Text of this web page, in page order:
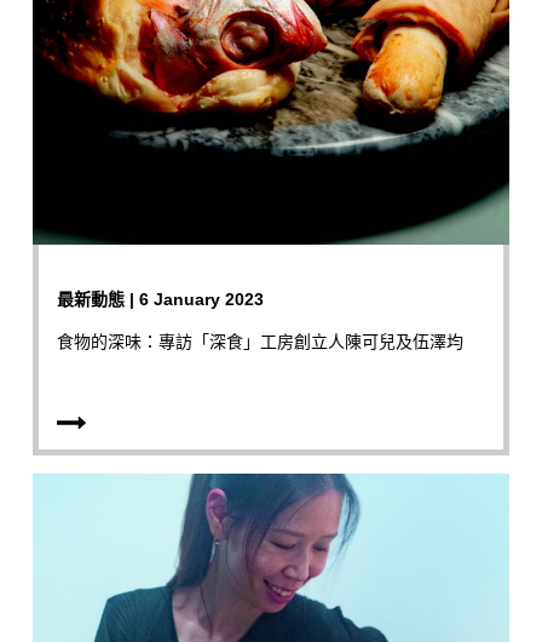
最新動態 | 6 January 2023
食物的深味：專訪「深食」工房創立人陳可兒及伍澤均